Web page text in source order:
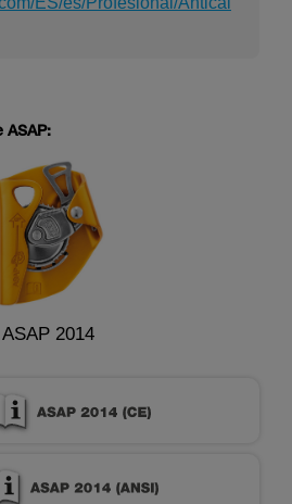
ASAP:
ASAP 2014